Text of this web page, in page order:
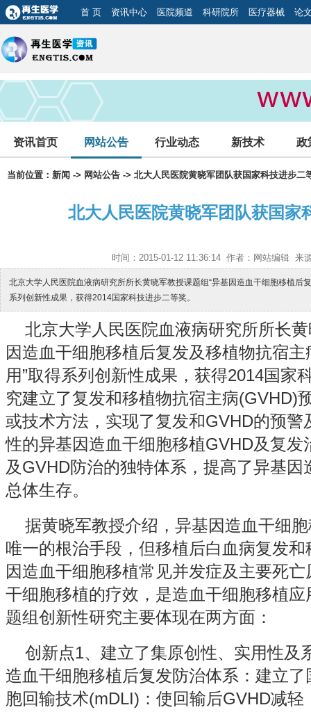
首 页 资讯中心 医院频道 科研院所 医疗器械 论
资讯首页 网站公告 行业动态 新技术 政
当前位置： 新闻 -> 网站公告 -> 北大人民医院黄晓军团队获国家科技进步二
北大人民医院黄晓军团队获国家
时间：2015-01-12 11:36:14 作者：网站编辑 来
北京大学人民医院血液病研究所所长黄晓军教授课题组“异基因造血干细胞移植后
系列创新性成果，获得2014国家科技进步二等奖。
北京大学人民医院血液病研究所所长黄
因造血干细胞移植后复发及移植物抗宿
用”取得系列创新性成果，获得2014国家
究建立了复发和移植物抗宿主病(GVHD)
或技术方法，实现了复发和GVHD的预警
性的异基因造血干细胞移植GVHD及复发
及GVHD防治的独特体系，提高了异基
总体生存。
据黄晓军教授介绍，异基因造血干细
唯一的根治手段，但移植后白血病复发
因造血干细胞移植常见并发症及主要死
干细胞移植的疗效，是造血干细胞移植
题组创新性研究主要体现在两方面：
创新点1、建立了集原创性、实用性及
造血干细胞移植后复发防治体系：建立
胞回输技术(mDLI)：使回输后GVHD减